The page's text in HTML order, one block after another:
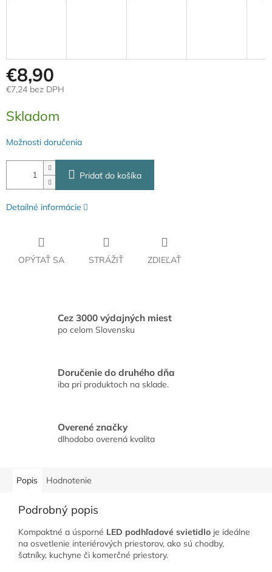
€8,90
€7,24 bez DPH
cena:
Skladom
Možnosti doručenia
Pridať do košíka
Detailné informácie
OPÝTAŤ SA STRÁŽIŤ ZDIEĽAŤ
Cez 3000 výdajných miest
po celom Slovensku
Doručenie do druhého dňa
iba pri produktoch na sklade.
Overené značky
dlhodobo overená kvalita
Popis Hodnotenie
Podrobný popis
Kompaktné a úsporné LED podhľadové svietidlo je ideálne
na osvetlenie interiérových priestorov, ako sú chodby,
šatníky, kuchyne či komerčné priestory.